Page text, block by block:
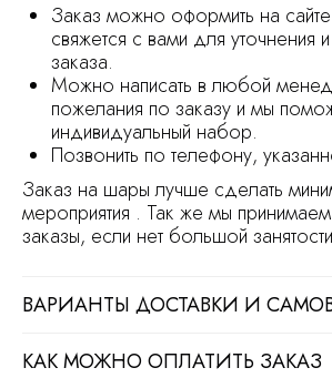
Заказ можно оформить на
свяжется с вами для уточнения
заказа.
Можно написать в любой
пожелания по заказу и мы
индивидуальный набор.
Позвонить по телефону,
Заказ на шары лучше сделать
мероприятия . Так же мы
заказы, если нет большой
ВАРИАНТЫ ДОСТАВКИ И
КАК МОЖНО ОПЛАТИТЬ ЗАКАЗ
ОСТАВИТЬ ЗАЯВКУ
Политика обработки персональных
данных
МЫ В СОЦ.СЕТЯХ
Продвижение сайта
Разработка сайта